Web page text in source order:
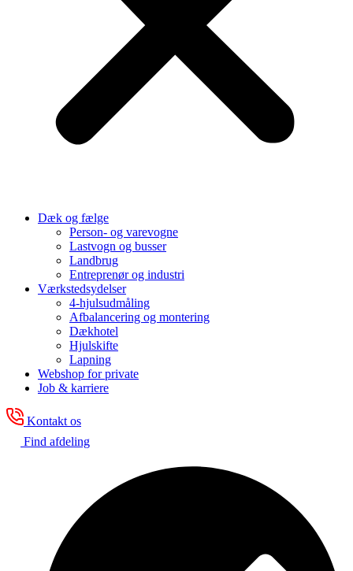
Dæk og fælge
Person- og varevogne
Lastvogn og busser
Landbrug
Entreprenør og industri
Værkstedsydelser
4-hjulsudmåling
Afbalancering og montering
Dækhotel
Hjulskifte
Lapning
Webshop for private
Job & karriere
Kontakt os
Find afdeling